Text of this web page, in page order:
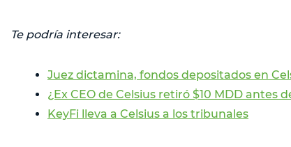
Te podría interesar:
Juez dictamina, fondos depositados en
¿Ex CEO de Celsius retiró $10 MDD antes
KeyFi lleva a Celsius a los tribunales